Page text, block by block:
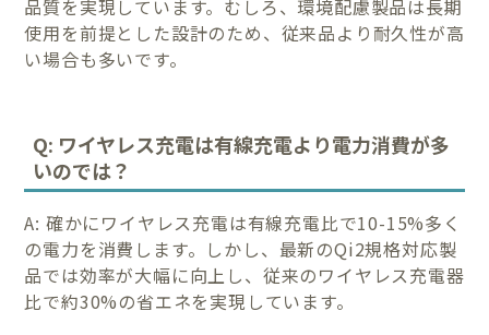
品質を実現しています。むしろ、環境配慮製品は長期
使用を前提とした設計のため、従来品より耐久性が高
い場合も多いです。
Q: ワイヤレス充電は有線充電より電力消費が多
いのでは？
A: 確かにワイヤレス充電は有線充電比で10-15%多く
の電力を消費します。しかし、最新のQi2規格対応製
品では効率が大幅に向上し、従来のワイヤレス充電器
比で約30%の省エネを実現しています。